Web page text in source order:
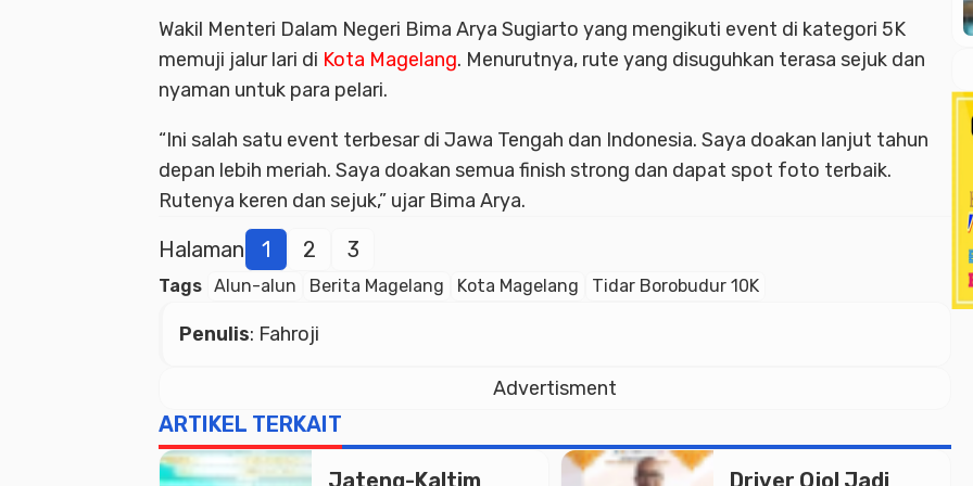
Wakil Menteri Dalam Negeri Bima Arya Sugiarto yang mengikuti event di kategori 5K
memuji jalur lari di Kota Magelang. Menurutnya, rute yang disuguhkan terasa sejuk dan
nyaman untuk para pelari.
“Ini salah satu event terbesar di Jawa Tengah dan Indonesia. Saya doakan lanjut tahun
depan lebih meriah. Saya doakan semua finish strong dan dapat spot foto terbaik.
Rutenya keren dan sejuk,” ujar Bima Arya.
Halaman 1 2 3
Tags Alun-alun Berita Magelang Kota Magelang Tidar Borobudur 10K
Penulis: Fahroji
Advertisment
ARTIKEL TERKAIT
Jateng-Kaltim
Driver Ojol Jadi